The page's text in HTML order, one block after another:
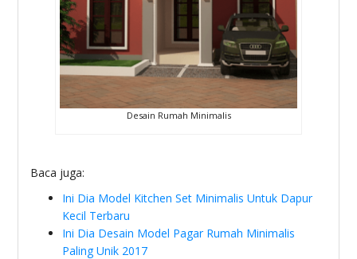
Desain Rumah Minimalis
Baca juga:
Ini Dia Model Kitchen Set Minimalis Untuk Dapur
Kecil Terbaru
Ini Dia Desain Model Pagar Rumah Minimalis
Paling Unik 2017